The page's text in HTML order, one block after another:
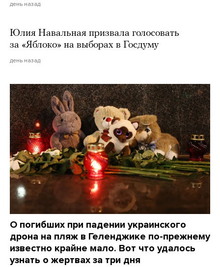
день назад
Юлия Навальная призвала голосовать
за «Яблоко» на выборах в Госдуму
день назад
О погибших при падении украинского
дрона на пляж в Геленджике по-прежнему
известно крайне мало. Вот что удалось
узнать о жертвах за три дня